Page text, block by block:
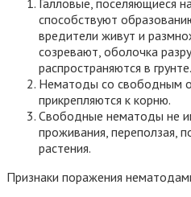
Галловые, поселяющиеся
способствуют
вредители живут и
созревают, оболочка
распространяются в грунте.
Нематоды со свободным
прикрепляются к корню.
Свободные нематоды не
проживания, переползая,
растения.
Признаки поражения